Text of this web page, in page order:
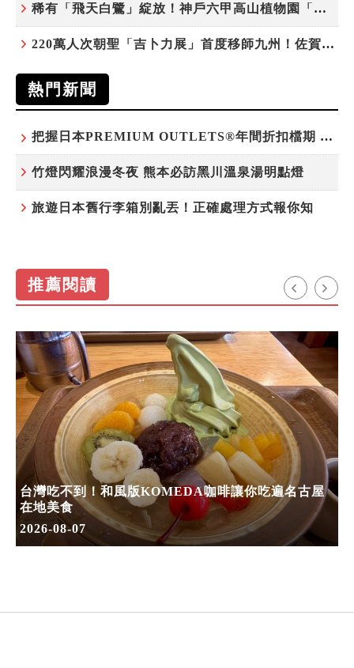
稀有「飛天白鷺」綻放！神戶六甲高山植物園「鷺草」珍貴現身
220萬人次朝聖「吉卜力展」首度移師九州！佐賀站早鳥平日套票8/10搶先開賣
熱門新聞
把握日本PREMIUM OUTLETS®年間折扣檔期 越買越划算
竹燈閃耀浪漫冬夜 熊本必訪黑川溫泉湯明點燈
旅遊日本舊行李箱別亂丟！正確處理方式報你知
推薦閱讀
台灣吃不到！和風版KOMEDA咖啡讓你吃遍名古屋
在地美食
2026-08-07